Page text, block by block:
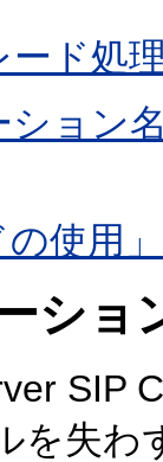
ド処
ョン
使用」
ショ
SIP
を失